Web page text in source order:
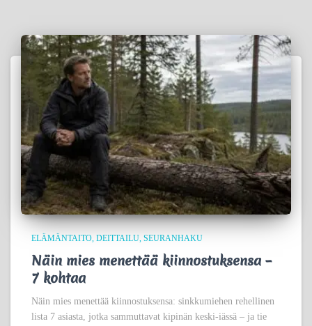
ELÄMÄNTAITO DEITTAILU SEURANHAKU
Näin mies menettää kiinnostuksensa –
7 kohtaa
Näin mies menettää kiinnostuksensa: sinkkumiehen rehellinen
lista 7 asiasta, jotka sammuttavat kipinän keski-iässä – ja tie